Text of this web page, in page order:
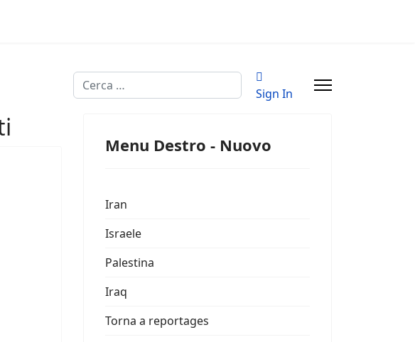
Cerca
Sign In
Menu Destro - Nuovo
Iran
Israele
Palestina
Iraq
Torna a reportages